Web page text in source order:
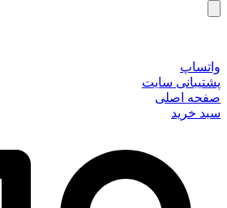
واتساپ
پشتیبانی سایت
صفحه اصلی
سبد خرید